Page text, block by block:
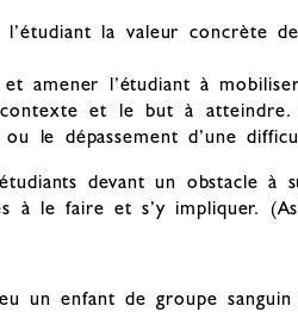
la valeur concrète
amener l’étudiant à
et le but à
le dépassement d’une
devant un obstacle à
à le faire et s’y impliquer.
un enfant de groupe